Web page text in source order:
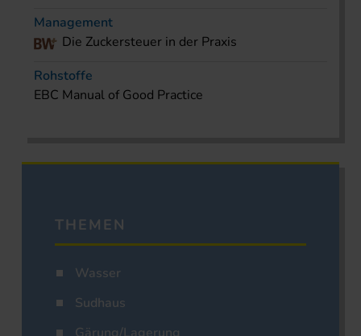
Management
Die Zuckersteuer in der Praxis
Rohstoffe
EBC Manual of Good Practice
THEMEN
Wasser
Sudhaus